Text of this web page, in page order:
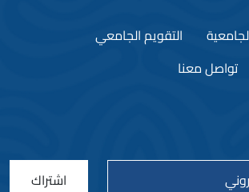
التقويم الجامعي
تواصل معنا
اشتراك